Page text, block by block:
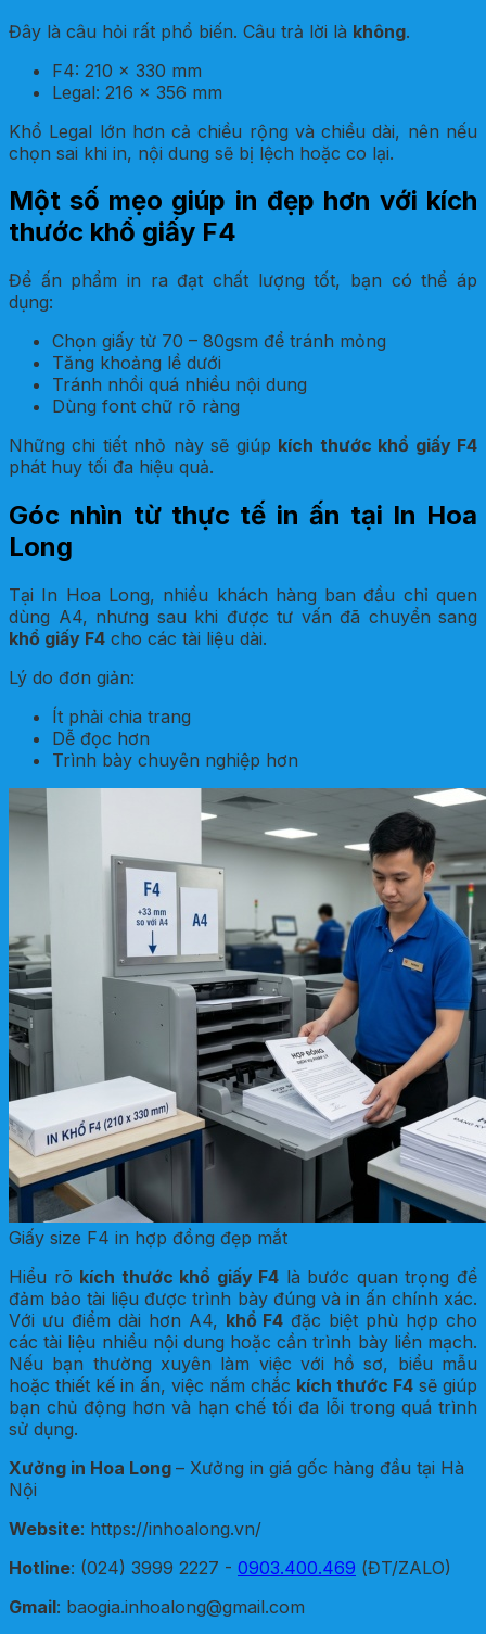
Đây là câu hỏi rất phổ biến. Câu trả lời là không.
F4: 210 x 330 mm
Legal: 216 x 356 mm
Khổ Legal lớn hơn cả chiều rộng và chiều dài, nên nếu
chọn sai khi in, nội dung sẽ bị lệch hoặc co lại.
Một số mẹo giúp in đẹp hơn với kích
thước khổ giấy F4
Để ấn phẩm in ra đạt chất lượng tốt, bạn có thể áp
dụng:
Chọn giấy từ 70 – 80gsm để tránh mỏng
Tăng khoảng lề dưới
Tránh nhồi quá nhiều nội dung
Dùng font chữ rõ ràng
Những chi tiết nhỏ này sẽ giúp kích thước khổ giấy F4
phát huy tối đa hiệu quả.
Góc nhìn từ thực tế in ấn tại In Hoa
Long
Tại In Hoa Long, nhiều khách hàng ban đầu chỉ quen
dùng A4, nhưng sau khi được tư vấn đã chuyển sang
khổ giấy F4 cho các tài liệu dài.
Lý do đơn giản:
Ít phải chia trang
Dễ đọc hơn
Trình bày chuyên nghiệp hơn
Giấy size F4 in hợp đồng đẹp mắt
Hiểu rõ kích thước khổ giấy F4 là bước quan trọng để
đảm bảo tài liệu được trình bày đúng và in ấn chính xác.
Với ưu điểm dài hơn A4, khổ F4 đặc biệt phù hợp cho
các tài liệu nhiều nội dung hoặc cần trình bày liền mạch.
Nếu bạn thường xuyên làm việc với hồ sơ, biểu mẫu
hoặc thiết kế in ấn, việc nắm chắc kích thước F4 sẽ giúp
bạn chủ động hơn và hạn chế tối đa lỗi trong quá trình
sử dụng.
Xưởng in Hoa Long – Xưởng in giá gốc hàng đầu tại Hà
Nội
Website: https://inhoalong.vn/
Hotline: (024) 3999 2227 - 0903.400.469 (ĐT/ZALO)
Gmail: baogia.inhoalong@gmail.com